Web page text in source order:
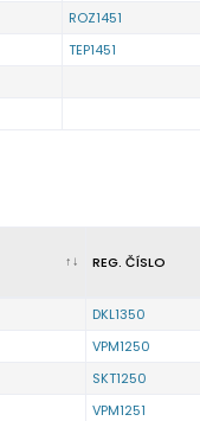
ROZ1451
TEP1451
REG. ČÍSLO
DKL1350
VPM1250
SKT1250
VPM1251